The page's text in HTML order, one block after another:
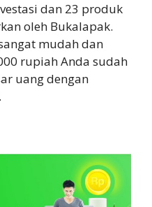
dan 23 produk
oleh Bukalapak.
mudah dan
rupiah Anda sudah
uang dengan